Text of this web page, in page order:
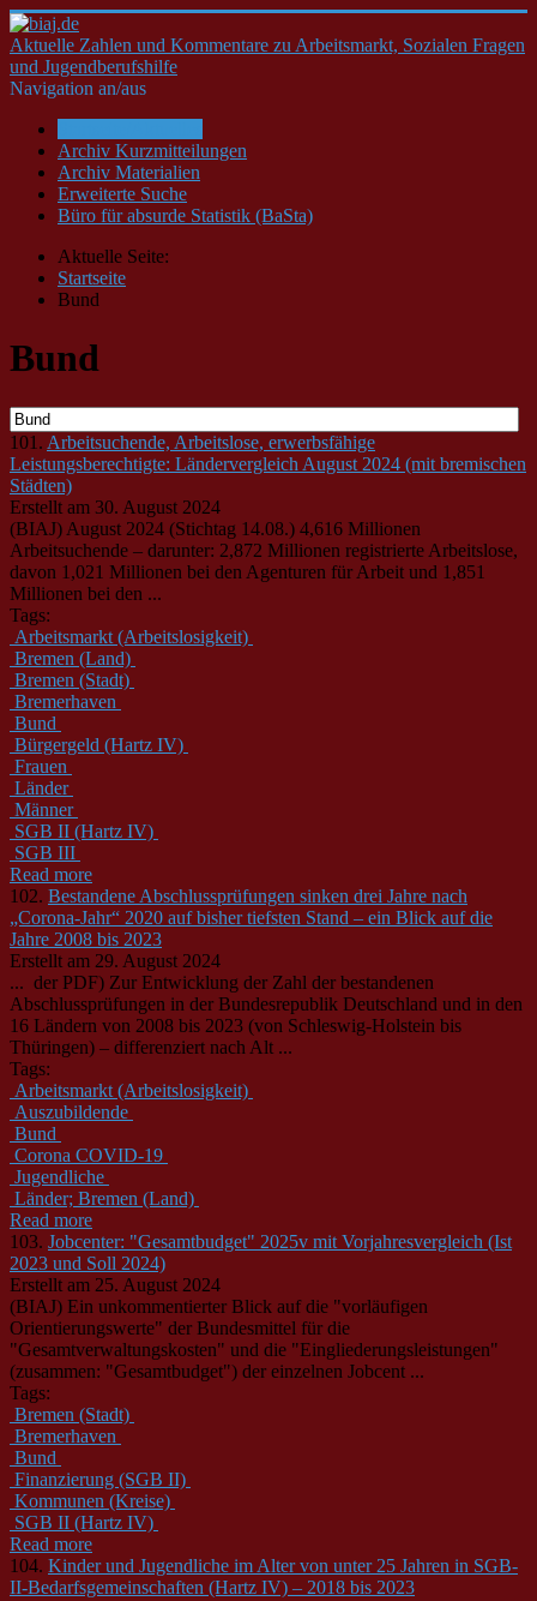
Aktuelle Zahlen und Kommentare zu Arbeitsmarkt, Sozialen Fragen
und Jugendberufshilfe
Navigation an/aus
Archiv Kurzmitteilungen
Archiv Materialien
Erweiterte Suche
Büro für absurde Statistik (BaSta)
Aktuelle Seite:
Startseite
Bund
Bund
101. Arbeitsuchende, Arbeitslose, erwerbsfähige
Leistungsberechtigte: Ländervergleich August 2024 (mit bremischen
Städten)
Erstellt am 30. August 2024
(BIAJ) August 2024 (Stichtag 14.08.) 4,616 Millionen
Arbeitsuchende – darunter: 2,872 Millionen registrierte Arbeitslose,
davon 1,021 Millionen bei den Agenturen für Arbeit und 1,851
Millionen bei den ...
Tags:
Arbeitsmarkt (Arbeitslosigkeit)
Bremen (Land)
Bremen (Stadt)
Bremerhaven
Bund
Bürgergeld (Hartz IV)
Frauen
Länder
Männer
SGB II (Hartz IV)
SGB III
Read more
102. Bestandene Abschlussprüfungen sinken drei Jahre nach
„Corona-Jahr“ 2020 auf bisher tiefsten Stand – ein Blick auf die
Jahre 2008 bis 2023
Erstellt am 29. August 2024
... der PDF) Zur Entwicklung der Zahl der bestandenen
Abschlussprüfungen in der Bundesrepublik Deutschland und in den
16 Ländern von 2008 bis 2023 (von Schleswig-Holstein bis
Thüringen) – differenziert nach Alt ...
Tags:
Arbeitsmarkt (Arbeitslosigkeit)
Auszubildende
Bund
Corona COVID-19
Jugendliche
Länder; Bremen (Land)
Read more
103. Jobcenter: "Gesamtbudget" 2025v mit Vorjahresvergleich (Ist
2023 und Soll 2024)
Erstellt am 25. August 2024
(BIAJ) Ein unkommentierter Blick auf die "vorläufigen
Orientierungswerte" der Bundesmittel für die
"Gesamtverwaltungskosten" und die "Eingliederungsleistungen"
(zusammen: "Gesamtbudget") der einzelnen Jobcent ...
Tags:
Bremen (Stadt)
Bremerhaven
Bund
Finanzierung (SGB II)
Kommunen (Kreise)
SGB II (Hartz IV)
Read more
104. Kinder und Jugendliche im Alter von unter 25 Jahren in SGB-
II-Bedarfsgemeinschaften (Hartz IV) – 2018 bis 2023